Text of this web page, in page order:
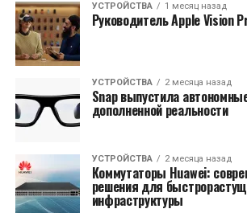
УСТРОЙСТВА 1 месяц назад
Руководитель Apple Vision
УСТРОЙСТВА 2 месяца назад
Snap выпустила
дополненной реальности
УСТРОЙСТВА 2 месяца назад
Коммутаторы Huawei:
решения для
инфраструктуры